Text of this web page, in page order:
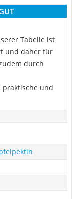
Tabelle ist
und daher für
durch
praktische und